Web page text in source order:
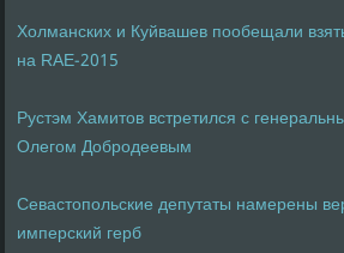
Холманских и Куйвашев пообещали
на RAE-2015
Рустэм Хамитов встретился с
Олегом Добродеевым
Севастопольские депутаты намерены
имперский герб